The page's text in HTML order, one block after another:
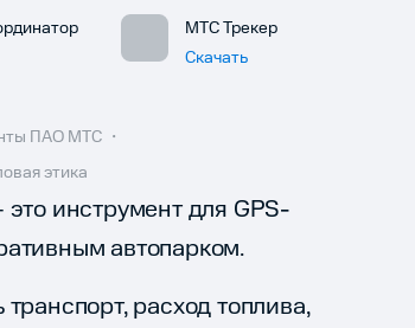
МТС Трекер
Скачать
ПАО МТС
этика
инструмент для GPS-
автопарком.
расход топлива,